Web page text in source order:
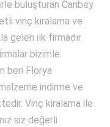
buluşturan Canbey
vinç kiralama ve
gelen ilk firmadır.
bizimle
beri Florya
indirme ve
Vinç kiralama ile
siz değerli